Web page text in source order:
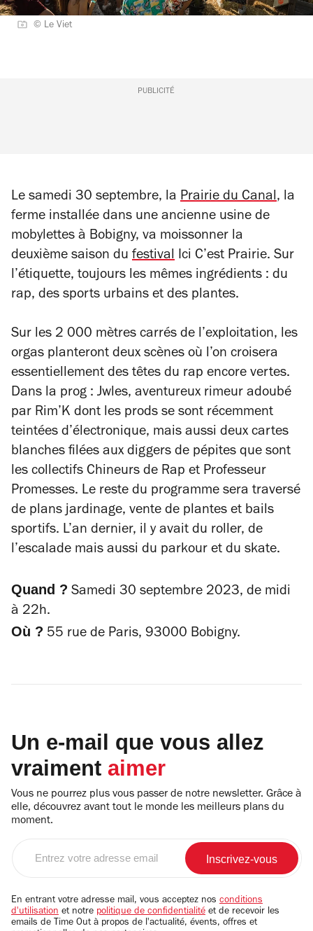
© Le Viet
PUBLICITÉ
Le samedi 30 septembre, la Prairie du Canal, la
ferme installée dans une ancienne usine de
mobylettes à Bobigny, va moissonner la
deuxième saison du festival Ici C’est Prairie. Sur
l’étiquette, toujours les mêmes ingrédients : du
rap, des sports urbains et des plantes.
Sur les 2 000 mètres carrés de l’exploitation, les
orgas planteront deux scènes où l’on croisera
essentiellement des têtes du rap encore vertes.
Dans la prog : Jwles, aventureux rimeur adoubé
par Rim’K dont les prods se sont récemment
teintées d’électronique, mais aussi deux cartes
blanches filées aux diggers de pépites que sont
les collectifs Chineurs de Rap et Professeur
Promesses. Le reste du programme sera traversé
de plans jardinage, vente de plantes et bails
sportifs. L’an dernier, il y avait du roller, de
l’escalade mais aussi du parkour et du skate.
Quand ? Samedi 30 septembre 2023, de midi
à 22h.
Où ? 55 rue de Paris, 93000 Bobigny.
Un e-mail que vous allez
vraiment aimer
Vous ne pourrez plus vous passer de notre newsletter. Grâce à
elle, découvrez avant tout le monde les meilleurs plans du
moment.
email
En entrant votre adresse mail, vous acceptez nos conditions
d'utilisation et notre politique de confidentialité et de recevoir les
emails de Time Out à propos de l'actualité, évents, offres et